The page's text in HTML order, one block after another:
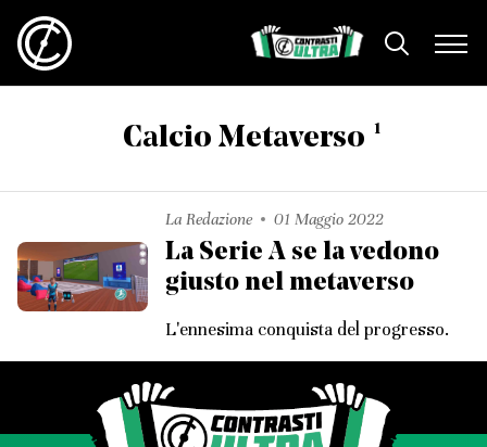
Calcio Metaverso 1
La Redazione 01 Maggio 2022
La Serie A se la vedono
giusto nel metaverso
L'ennesima conquista del progresso.